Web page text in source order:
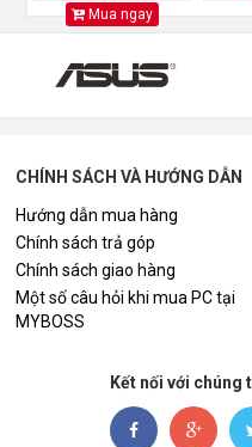
Mua ngay
CHÍNH SÁCH VÀ HƯỚNG DẪN
Hướng dẫn mua hàng
Chính sách trả góp
Chính sách giao hàng
Một số câu hỏi khi mua PC tại
MYBOSS
Kết nối với chúng